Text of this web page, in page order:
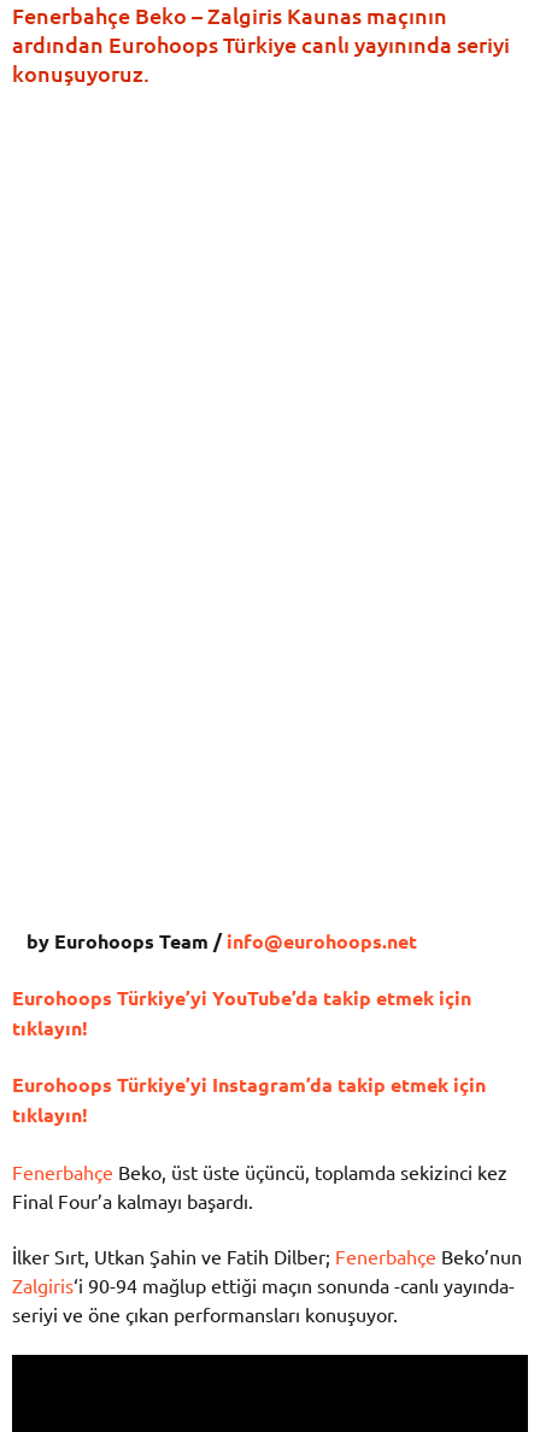
Fenerbahçe Beko – Zalgiris Kaunas maçının
ardından Eurohoops Türkiye canlı yayınında seriyi
konuşuyoruz.
by Eurohoops Team /info@eurohoops.net
Eurohoops Türkiye’yi YouTube’da takip etmek için
tıklayın!
Eurohoops Türkiye’yi Instagram’da takip etmek için
tıklayın!
Fenerbahçe Beko, üst üste üçüncü, toplamda sekizinci kez
Final Four’a kalmayı başardı.
İlker Sırt, Utkan Şahin ve Fatih Dilber; Fenerbahçe Beko’nun
Zalgiris‘i 90-94 mağlup ettiği maçın sonunda -canlı yayında-
seriyi ve öne çıkan performansları konuşuyor.